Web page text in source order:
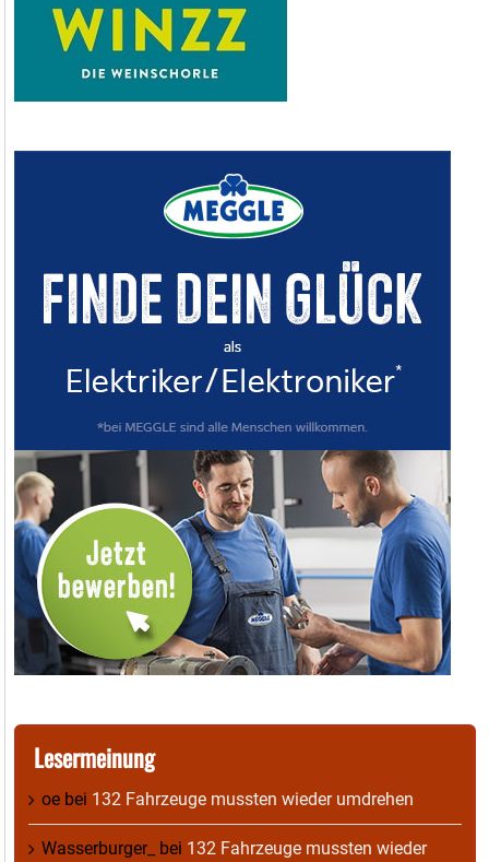
Lesermeinung
oe bei 132 Fahrzeuge mussten wieder umdrehen
Wasserburger_ bei 132 Fahrzeuge mussten wieder